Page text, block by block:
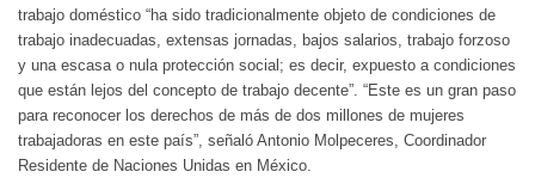
trabajo doméstico “ha sido tradicionalmente objeto de condiciones de
trabajo inadecuadas, extensas jornadas, bajos salarios, trabajo forzoso
y una escasa o nula protección social; es decir, expuesto a condiciones
que están lejos del concepto de trabajo decente”. “Este es un gran paso
para reconocer los derechos de más de dos millones de mujeres
trabajadoras en este país”, señaló Antonio Molpeceres, Coordinador
Residente de Naciones Unidas en México.